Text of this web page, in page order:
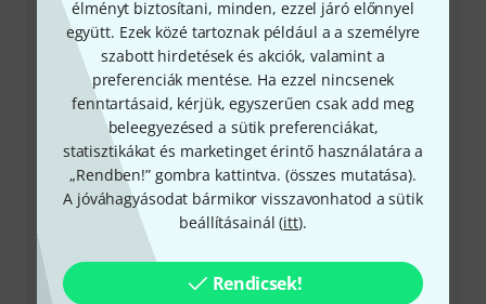
élményt biztosítani, minden, ezzel járó előnnyel
együtt. Ezek közé tartoznak például a a személyre
szabott hirdetések és akciók, valamint a
preferenciák mentése. Ha ezzel nincsenek
fenntartásaid, kérjük, egyszerűen csak add meg
beleegyezésed a sütik preferenciákat,
statisztikákat és marketinget érintő használatára a
„Rendben!” gombra kattintva. (összes mutatása).
A jóváhagyásodat bármikor visszavonhatod a sütik
beállításainál (itt).
Rendicsek!
+49-9546-9223-531
Ügyfélszolgálatunk minden kérdés és észrevétel esetén
örömmel áll rendelkezésedre
Készítsd elő ügyfélszámodat
Nyitvatartási idő (CEST - Közép-európai
nyári időszámítás)
Visszahívást kérek